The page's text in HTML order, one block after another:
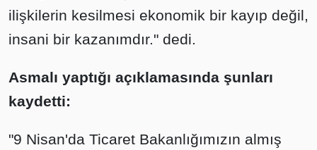
ilişkilerin kesilmesi ekonomik bir kayıp değil,
insani bir kazanımdır." dedi.
Asmalı yaptığı açıklamasında şunları
kaydetti:
"9 Nisan'da Ticaret Bakanlığımızın almış